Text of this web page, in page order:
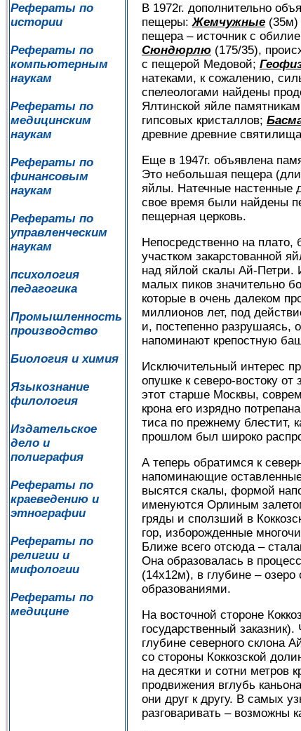
Рефераты по
истории
Рефераты по
компьютерным
наукам
Рефераты по
медицинским
наукам
Рефераты по
финансовым
наукам
Рефераты по
управленческим
наукам
психология
педагогика
Промышленность
производство
Биология и химия
Языкознание
филология
Издательское
дело и
полиграфия
Рефераты по
краеведению и
этнографии
Рефераты по
религии и
мифологии
Рефераты по
медицине
В 1972г. дополнительно
пещеры: Жемчужные (35м)
пещера – источник с
Сюндюрлю (175/35),
с пещерой Медовой;
натеками, к сожалению,
спелеологами найдены
Ялтинской яйле
гипсовых кристаллов;
древние древние
Еще в 1947г. объявлена
Это небольшая пещера
яйлы. Натечные настенные
свое время были найдены
пещерная церковь.
Непосредственно на плато,
участком закарстованной
над яйлой скалы Ай-Петри.
малых пиков значительно
которые в очень далеком
миллионов лет, под
и, постепенно разрушаясь,
напоминают крепостную
Исключительный интерес
опушке к северо-востоку
этот старше Москвы,
крона его изрядно
тиса по прежнему блестит,
прошлом был широко
А теперь обратимся к
напоминающие
высятся скалы, формой
именуются Орлиным
гряды и сползший в
гор, изборожденные
Ближе всего отсюда –
Она образовалась в
(14х12м), в глубине –
образованиями.
На восточной стороне
государственный
глубине северного склона
со стороны Коккозской
на десятки и сотни метров
продвижения вглубь
они друг к другу. В самых
разговаривать – возможны